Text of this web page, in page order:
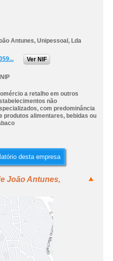
Antunes, Unipessoal, Lda
Ver NIF
a retalho em outros
não
com predominância
produtos alimentares, bebidas ou
desta empresa
João Antunes,